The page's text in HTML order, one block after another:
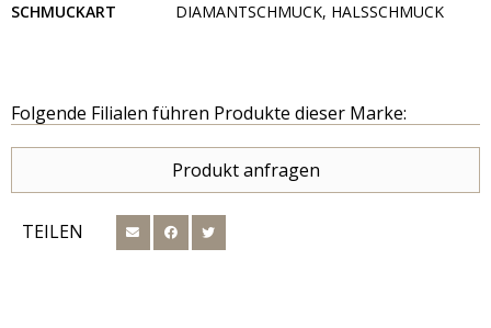
SCHMUCKART
DIAMANTSCHMUCK, HALSSCHMUCK
Folgende Filialen führen Produkte dieser Marke:
Produkt anfragen
TEILEN